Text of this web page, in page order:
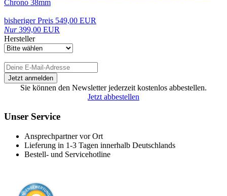
Chrono 38mm
bisheriger Preis 549,00 EUR
Nur399,00 EUR
Hersteller
Sie können den Newsletter jederzeit kostenlos abbestellen.
Jetzt abbestellen
Unser Service
Ansprechpartner vor Ort
Lieferung in 1-3 Tagen innerhalb Deutschlands
Bestell- und Servicehotline